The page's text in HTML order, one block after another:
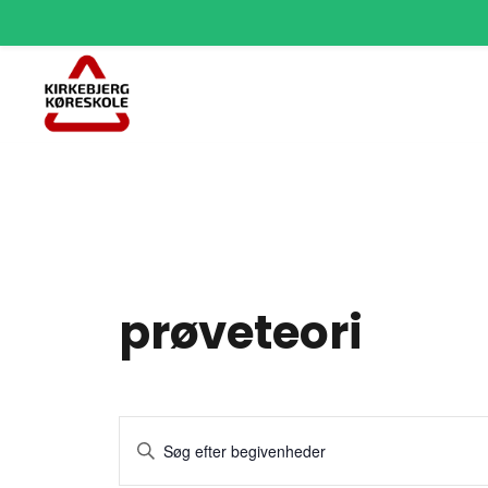
prøveteori
Begivenheder
Search
Skriv
nøgleord.